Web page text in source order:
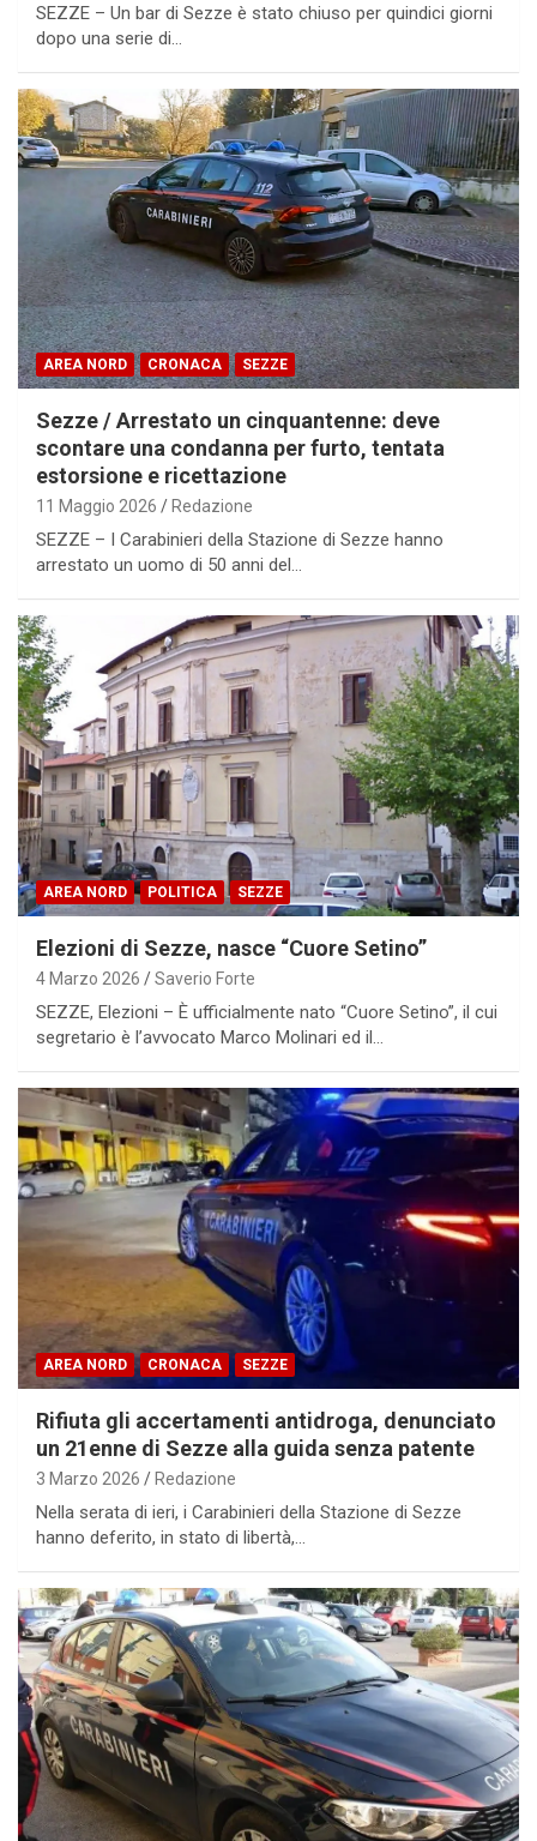
SEZZE – Un bar di Sezze è stato chiuso per quindici giorni
dopo una serie di…
AREA NORD CRONACA SEZZE
Sezze / Arrestato un cinquantenne: deve
scontare una condanna per furto, tentata
estorsione e ricettazione
11 Maggio 2026 Redazione
SEZZE – I Carabinieri della Stazione di Sezze hanno
arrestato un uomo di 50 anni del…
AREA NORD POLITICA SEZZE
Elezioni di Sezze, nasce “Cuore Setino”
4 Marzo 2026 Saverio Forte
SEZZE, Elezioni – È ufficialmente nato “Cuore Setino”, il cui
segretario è l’avvocato Marco Molinari ed il…
AREA NORD CRONACA SEZZE
Rifiuta gli accertamenti antidroga, denunciato
un 21enne di Sezze alla guida senza patente
3 Marzo 2026 Redazione
Nella serata di ieri, i Carabinieri della Stazione di Sezze
hanno deferito, in stato di libertà,…